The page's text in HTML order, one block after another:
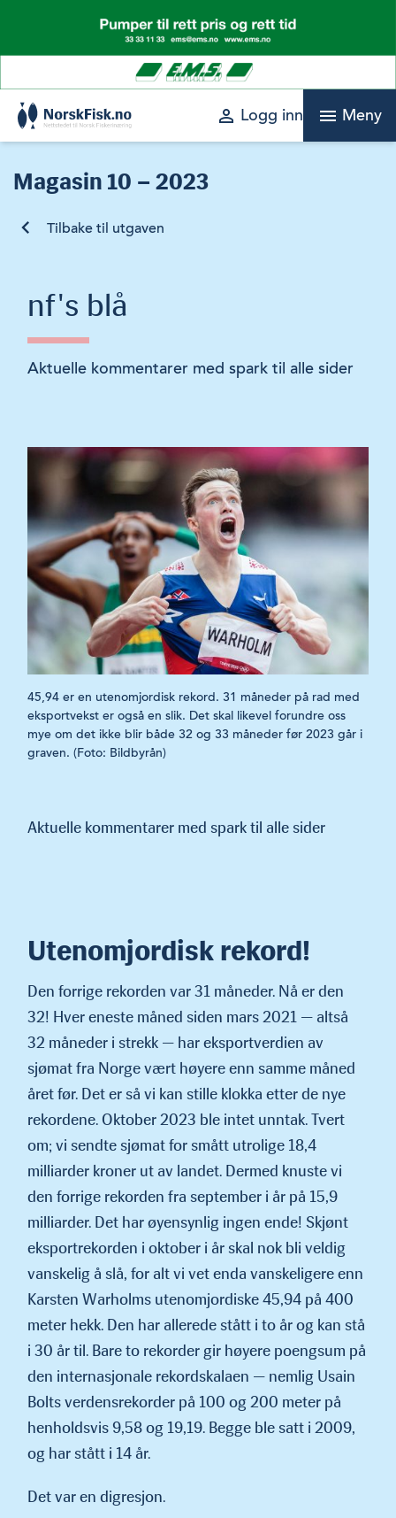
content
perm_identity Logg inn menu Meny
Magasin 10 – 2023
Tilbake til utgaven
nf's blå
Aktuelle kommentarer med spark til alle sider
45,94 er en utenomjordisk rekord. 31 måneder på rad med
eksportvekst er også en slik. Det skal likevel forundre oss
mye om det ikke blir både 32 og 33 måneder før 2023 går i
graven. (Foto: Bildbyrån)
Aktuelle kommentarer med spark til alle sider
Utenomjordisk rekord!
Den forrige rekorden var 31 måneder. Nå er den
32! Hver eneste måned siden mars 2021 — altså
32 måneder i strekk — har eksportverdien av
sjømat fra Norge vært høyere enn samme måned
året før. Det er så vi kan stille klokka etter de nye
rekordene. Oktober 2023 ble intet unntak. Tvert
om; vi sendte sjømat for smått utrolige 18,4
milliarder kroner ut av landet. Dermed knuste vi
den forrige rekorden fra september i år på 15,9
milliarder. Det har øyensynlig ingen ende! Skjønt
eksportrekorden i oktober i år skal nok bli veldig
vanskelig å slå, for alt vi vet enda vanskeligere enn
Karsten Warholms utenomjordiske 45,94 på 400
meter hekk. Den har allerede stått i to år og kan stå
i 30 år til. Bare to rekorder gir høyere poengsum på
den internasjonale rekordskalaen — nemlig Usain
Bolts verdensrekorder på 100 og 200 meter på
henholdsvis 9,58 og 19,19. Begge ble satt i 2009,
og har stått i 14 år.
Det var en digresjon.